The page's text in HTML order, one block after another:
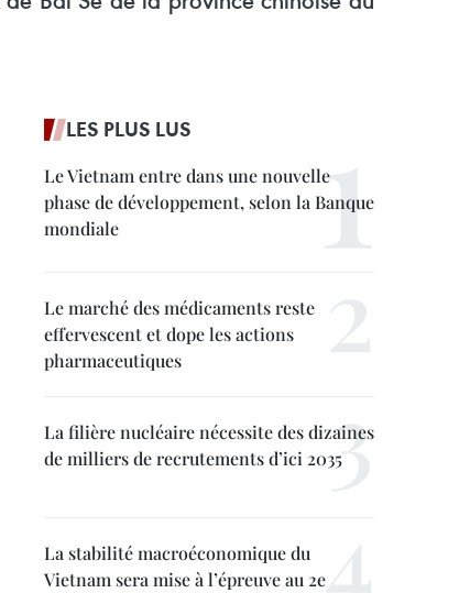
LES PLUS LUS
Le Vietnam entre dans une nouvelle
phase de développement, selon la Banque
mondiale
Le marché des médicaments reste
effervescent et dope les actions
pharmaceutiques
La filière nucléaire nécessite des dizaines
de milliers de recrutements d’ici 2035
La stabilité macroéconomique du
Vietnam sera mise à l’épreuve au 2e